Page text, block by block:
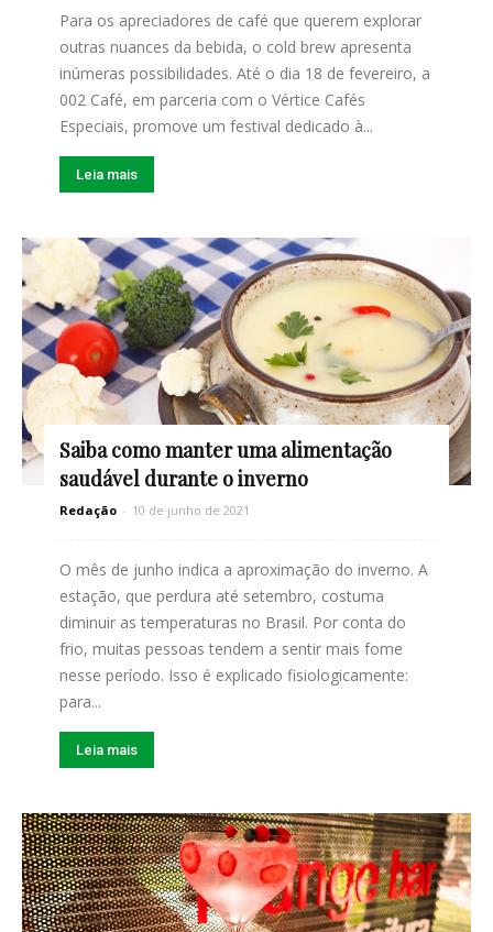
Para os apreciadores de café que querem explorar
outras nuances da bebida, o cold brew apresenta
inúmeras possibilidades. Até o dia 18 de fevereiro, a
002 Café, em parceria com o Vértice Cafés
Especiais, promove um festival dedicado à...
Leia mais
Saiba como manter uma alimentação
saudável durante o inverno
Redação - 10 de junho de 2021
O mês de junho indica a aproximação do inverno. A
estação, que perdura até setembro, costuma
diminuir as temperaturas no Brasil. Por conta do
frio, muitas pessoas tendem a sentir mais fome
nesse período. Isso é explicado fisiologicamente:
para...
Leia mais